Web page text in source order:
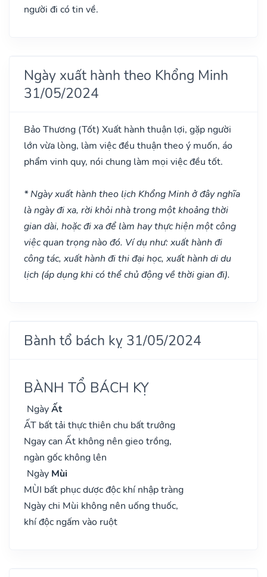
người đi có tin về.
Ngày xuất hành theo Khổng Minh
31/05/2024
Bảo Thương (Tốt) Xuất hành thuận lợi, gặp người
lớn vừa lòng, làm việc đều thuận theo ý muốn, áo
phẩm vinh quy, nói chung làm mọi việc đều tốt.
* Ngày xuất hành theo lịch Khổng Minh ở đây nghĩa
là ngày đi xa, rời khỏi nhà trong một khoảng thời
gian dài, hoặc đi xa để làm hay thực hiện một công
việc quan trọng nào đó. Ví dụ như: xuất hành đi
công tác, xuất hành đi thi đại học, xuất hành di du
lịch (áp dụng khi có thể chủ động về thời gian đi).
Bành tổ bách kỵ 31/05/2024
BÀNH TỔ BÁCH KỴ
NgàyẤt
ẤT bất tải thực thiên chu bất trưởng
Ngay can Ất không nên gieo trồng,
ngàn gốc không lên
Ngày Mùi
MÙI bất phục dược độc khí nhập tràng
Ngày chi Mùi không nên uống thuốc,
khí độc ngấm vào ruột